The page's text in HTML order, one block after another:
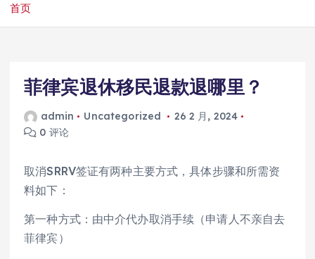
首页
菲律宾退休移民退款退哪里？
admin Uncategorized
26 2 月, 2024
0 评论
取消SRRV签证有两种主要方式，具体步骤和所需资
料如下：
第一种方式：由中介代办取消手续（申请人不亲自去
菲律宾）